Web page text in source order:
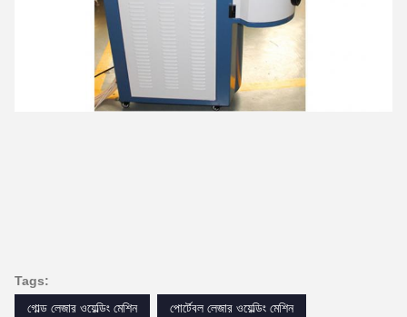
Tags:
গোল্ড লেজার ওয়েল্ডিং মেশিন
পোর্টেবল লেজার ওয়েল্ডিং মেশিন